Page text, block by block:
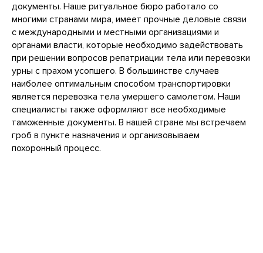
документы. Наше ритуальное бюро работало со
многими странами мира, имеет прочные деловые связи
с международными и местными организациями и
органами власти, которые необходимо задействовать
при решении вопросов репатриации тела или перевозки
урны с прахом усопшего. В большинстве случаев
наиболее оптимальным способом транспортировки
является перевозка тела умершего самолетом. Наши
специалисты также оформляют все необходимые
таможенные документы. В нашей стране мы встречаем
гроб в пункте назначения и организовываем
похоронный процесс.